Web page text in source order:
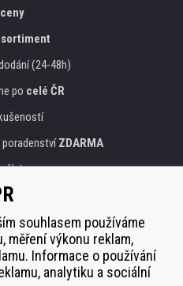
ceny
sortiment
(24-48h)
po celé ČR
poradenstvíZDARMA
on-line platby
souhlasem používáme
měření výkonu reklam,
Informace o používání
analytiku a sociální